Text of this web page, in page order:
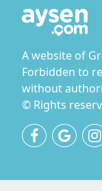
A website of
Forbidden to
without
© Rights